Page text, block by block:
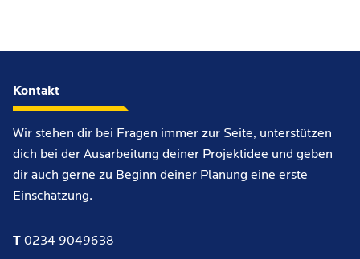
Kontakt
Wir stehen dir bei Fragen immer zur Seite, unterstützen
dich bei der Ausarbeitung deiner Projektidee und geben
dir auch gerne zu Beginn deiner Planung eine erste
Einschätzung.
T 0234 9049638